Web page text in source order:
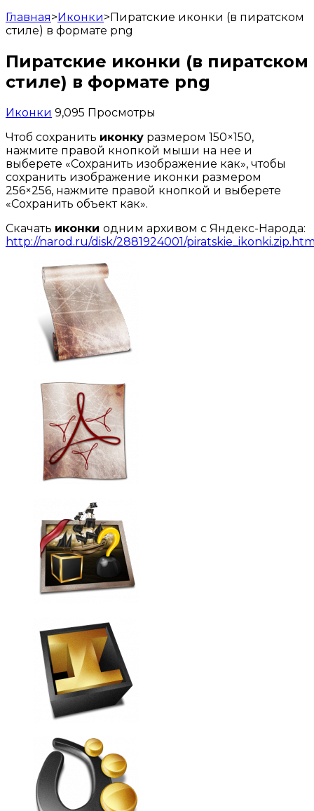
Главная>Иконки>Пиратские иконки (в пиратском
стиле) в формате png
Пиратские иконки (в пиратском
стиле) в формате png
Иконки 9,095 Просмотры
Чтоб сохранить иконку размером 150×150,
нажмите правой кнопкой мыши на нее и
выберете «Сохранить изображение как», чтобы
сохранить изображение иконки размером
256×256, нажмите правой кнопкой и выберете
«Сохранить объект как».
Скачать иконки одним архивом с Яндекс-Народа:
http://narod.ru/disk/2881924001/